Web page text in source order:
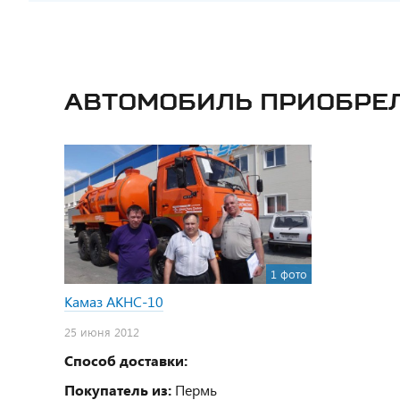
Автомобиль
1 фото
Камаз АКНС-10
25 июня 2012
Способ доставки:
Покупатель из: Пермь